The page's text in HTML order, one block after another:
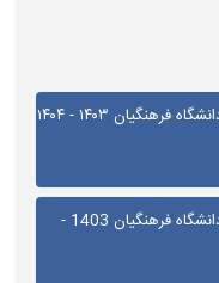
آخرین رتبه قبولی آموزش تربیت بدنی دانشگاه فرهنگیان ۱۴۰۳ - ۱۴۰۴
آخرین رتبه قبولی آموزش تربیت بدنی دانشگاه فرهنگیان 1403 -